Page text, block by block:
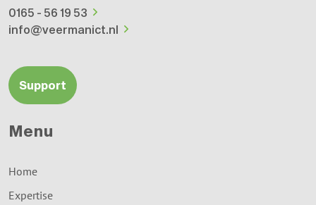
0165 - 56 19 53
info@veermanict.nl
Support
Menu
Home
Expertise